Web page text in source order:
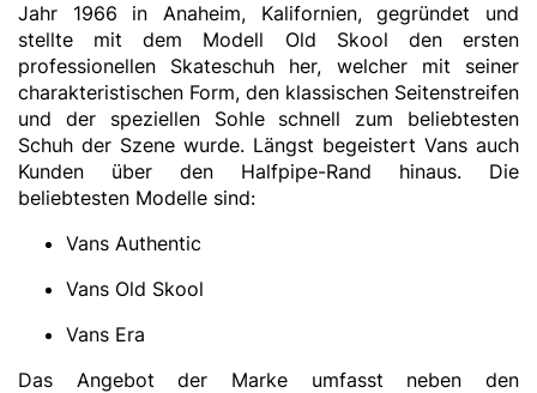
Jahr 1966 in Anaheim, Kalifornien, gegründet und
stellte mit dem Modell Old Skool den ersten
professionellen Skateschuh her, welcher mit seiner
charakteristischen Form, den klassischen Seitenstreifen
und der speziellen Sohle schnell zum beliebtesten
Schuh der Szene wurde. Längst begeistert Vans auch
Kunden über den Halfpipe-Rand hinaus. Die
beliebtesten Modelle sind:
Vans Authentic
Vans Old Skool
Vans Era
Das Angebot der Marke umfasst neben den